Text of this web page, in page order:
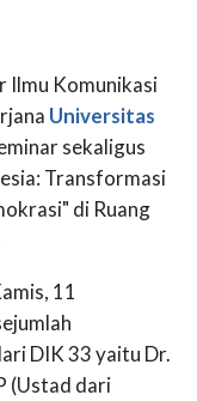
Ilmu Komunikasi
Universitas
sekaligus
Transformasi
di Ruang
11
DIK 33 yaitu Dr.
(Ustad dari